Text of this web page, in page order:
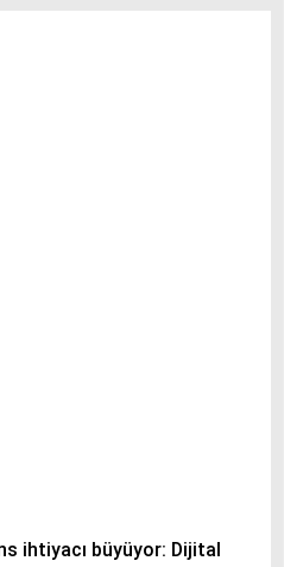
ihtiyacı büyüyor: Dijital